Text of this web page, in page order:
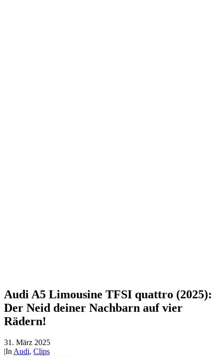
Audi A5 Limousine TFSI quattro (2025):
Der Neid deiner Nachbarn auf vier
Rädern!
31. März 2025
|In Audi, Clips